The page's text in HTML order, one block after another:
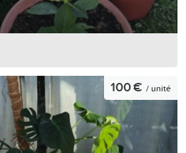
100 € / unité